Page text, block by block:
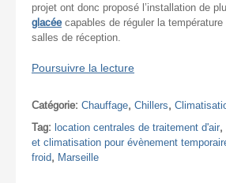
projet ont donc proposé l’installation de
glacéecapables de réguler la
salles de réception.
Poursuivre la lecture
Catégorie: Chauffage, Chillers,
Tag: location centrales de traitement d'air,
et climatisation pour évènement
froid, Marseille